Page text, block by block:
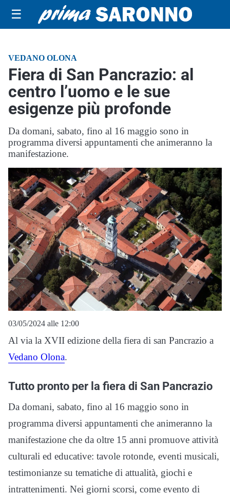
☰
VEDANO OLONA
Fiera di San Pancrazio: al
centro l’uomo e le sue
esigenze più profonde
Da domani, sabato, fino al 16 maggio sono in
programma diversi appuntamenti che animeranno la
manifestazione.
03/05/2024 alle 12:00
Al via la XVII edizione della fiera di san Pancrazio a
Vedano Olona.
Tutto pronto per la fiera di San Pancrazio
Da domani, sabato, fino al 16 maggio sono in
programma diversi appuntamenti che animeranno la
manifestazione che da oltre 15 anni promuove attività
culturali ed educative: tavole rotonde, eventi musicali,
testimonianze su tematiche di attualità, giochi e
intrattenimenti. Nei giorni scorsi, come evento di